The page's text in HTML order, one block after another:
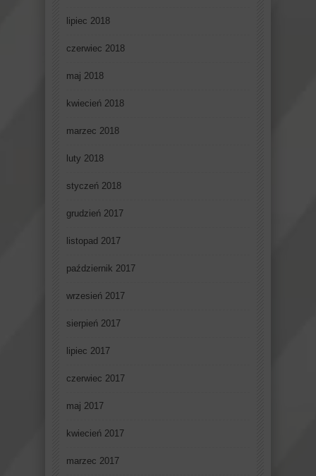
lipiec 2018
czerwiec 2018
maj 2018
kwiecień 2018
marzec 2018
luty 2018
styczeń 2018
grudzień 2017
listopad 2017
październik 2017
wrzesień 2017
sierpień 2017
lipiec 2017
czerwiec 2017
maj 2017
kwiecień 2017
marzec 2017